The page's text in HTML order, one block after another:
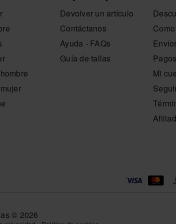
para el uso diario, con materiales
en logo y líneas que mantienen su aspecto
prioriza la durabilidad y la practicidad sin
II que vaya contigo y deja que se convierta en
coges, sales y todo encaja.
store.com, la tienda oficial de
Devolver un artículo
Contáctanos
Ayuda - FAQs
Guía de tallas
Pagos
Mi
© 2026